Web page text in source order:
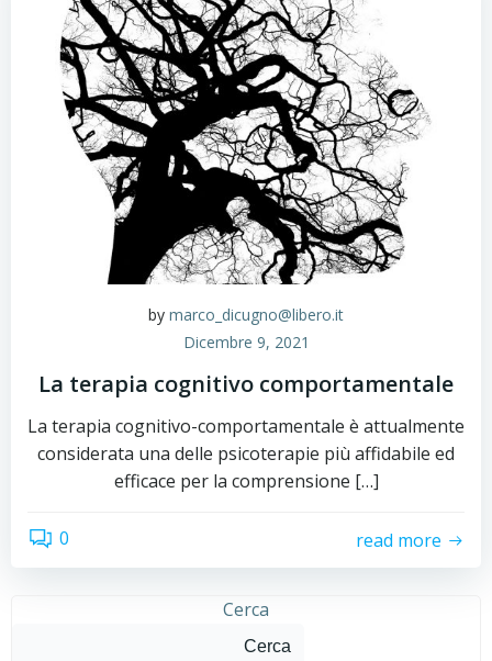
by marco_dicugno@libero.it
Dicembre 9, 2021
La terapia cognitivo comportamentale
La terapia cognitivo-comportamentale è attualmente
considerata una delle psicoterapie più affidabile ed
efficace per la comprensione […]
0 read more
Cerca
Cerca